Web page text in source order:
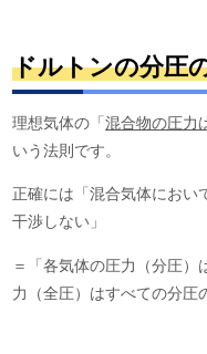
ドルトンの分圧
理想気体の「混合物の圧力
いう法則です。
正確には「混合気体におい
干渉しない」
＝「各気体の圧力（分圧
力（全圧）はすべての分圧